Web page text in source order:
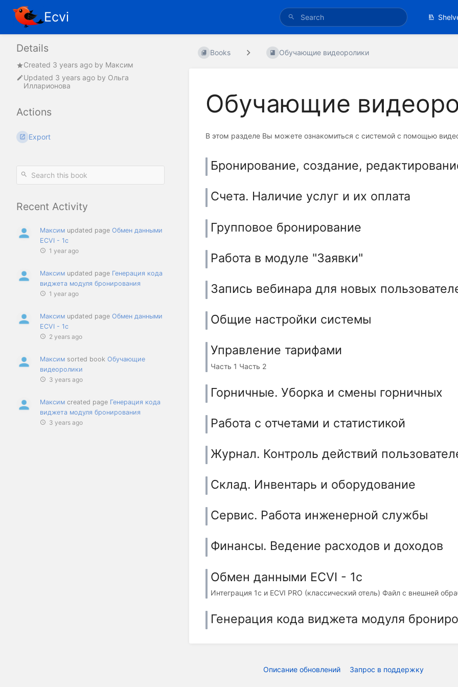
Ecvi
Recent Activity
Максим updated page Обмен данными
ECVI - 1c
1 year ago
Максим updated page Генерация кода
виджета модуля бронирования
1 year ago
Максим updated page Обмен данными
ECVI - 1c
2 years ago
Максим sorted book Обучающие
видеоролики
3 years ago
Максим created page Генерация кода
виджета модуля бронирования
3 years ago
Books Обучающие видеоролики
Обучающие
В этом разделе Вы можете ознакомиться с системой с помощью
Бронирование, создание,
Счета. Наличие услуг и их оплата
Групповое бронирование
Работа в модуле "Заявки"
Запись вебинара для новых
Общие настройки системы
Управление тарифами
Часть 1 Часть 2
Горничные. Уборка и смены горничных
Работа с отчетами и статистикой
Журнал. Контроль действий
Склад. Инвентарь и оборудование
Сервис. Работа инженерной службы
Финансы. Ведение расходов и доходов
Обмен данными ECVI - 1c
Интеграция 1с и ECVI PRO (классический отель) Файл с внешней
Генерация кода виджета модуля
Details
Created 3 years ago by Максим
Updated 3 years ago by Ольга
Илларионова
Actions
Export
Описание обновлений Запрос в поддержку